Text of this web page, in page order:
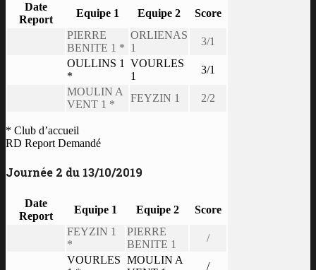
Date
Report
Equipe 1 Equipe 2
Score
PIERRE
BENITE 1 *
ORLIENAS
1
3/1
OULLINS 1
*
VOURLES
1
3/1
MOULIN A
VENT 1 *
FEYZIN 1 2/2
* Club d’accueil
RD Report Demandé
Journée 2 du 13/10/2019
Date
Report
Equipe 1 Equipe 2
Score
FEYZIN 1
*
PIERRE
BENITE 1
/
VOURLES MOULIN A
/